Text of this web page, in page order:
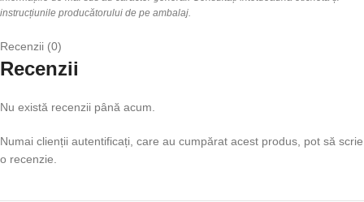
instrucțiunile producătorului de pe ambalaj.
Recenzii (0)
Recenzii
Nu există recenzii până acum.
Numai clienții autentificați, care au cumpărat acest produs, pot să scrie
o recenzie.